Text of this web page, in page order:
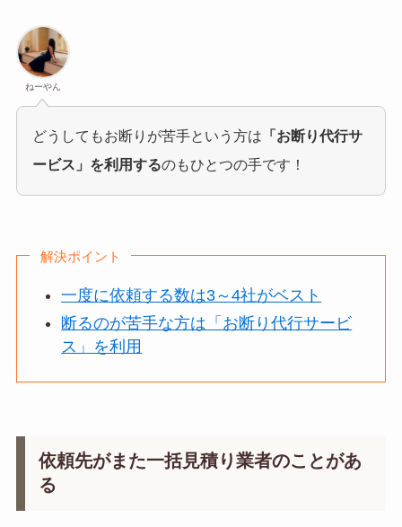
ねーやん
どうしてもお断りが苦手という方は 「お断り代行サ
ービス」を利用するのもひとつの手です！
解決ポイント
一度に依頼する数は3～4社がベスト
断るのが苦手な方は「お断り代行サービ
ス」を利用
依頼先がまた一括見積り業者のことがあ
る